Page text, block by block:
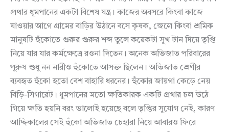
প্রথার ধূমপানের একটা বিশেষ যন্ত্র। কাজের অবসরে কিংবা কাজে
যাওয়ার আগে গ্রামের বাড়ির উঠানে বসে কৃষক, জেলে কিংবা শ্রমিক
মানুষটি হুঁকোতে গুরুর গুরুর শব্দ তুলে কয়েকটা সুখ টান দিয়ে তৃপ্তি
নিয়ে যার যার কর্মক্ষেত্রে রওনা দিতেন। অনেক অভিজাত পরিবারের
পুরুষ শুধু নন নারীও হুঁকোতে আসক্ত ছিলেন। অভিজাত শ্রেণীর
ব্যবহৃত হুঁকো হতো বেশ বাহারি ধরনের। হুঁকোর জায়গা কেড়ে নেয়
বিড়ি-সিগারেট। ধুমপানের মতো ক্ষতিকারক একটি প্রথার চল উঠে
গিয়ে ক্ষতি হয়নি বরং ভালোই হয়েছে বলে তৃপ্তির সুযোগ নেই, কারণ
আদ্দিকালের সেই হুঁকো অভিজাত চেহারা নিয়ে আবারও ফিরে